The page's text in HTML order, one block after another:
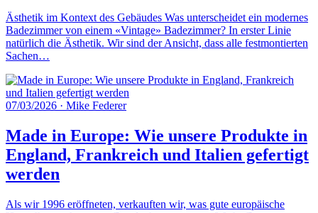
Ästhetik im Kontext des Gebäudes Was unterscheidet ein modernes
Badezimmer von einem «Vintage» Badezimmer? In erster Linie
natürlich die Ästhetik. Wir sind der Ansicht, dass alle festmontierten
Sachen…
07/03/2026 · Mike Federer
Made in Europe: Wie unsere Produkte in
England, Frankreich und Italien gefertigt
werden
Als wir 1996 eröffneten, verkauften wir, was gute europäische